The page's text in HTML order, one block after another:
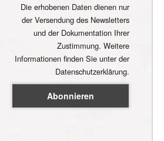
Die erhobenen Daten dienen nur
der Versendung des Newsletters
und der Dokumentation Ihrer
Zustimmung. Weitere
Informationen finden Sie unter der
Datenschutzerklärung.